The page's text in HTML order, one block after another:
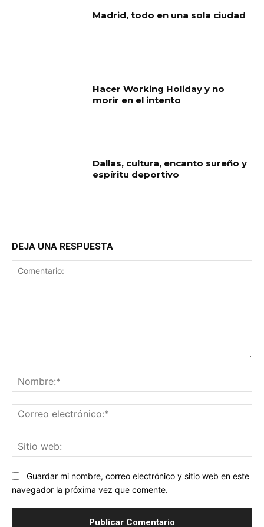
Madrid, todo en una sola ciudad
Hacer Working Holiday y no
morir en el intento
Dallas, cultura, encanto sureño y
espíritu deportivo
DEJA UNA RESPUESTA
Guardar mi nombre, correo electrónico y sitio web en este
navegador la próxima vez que comente.